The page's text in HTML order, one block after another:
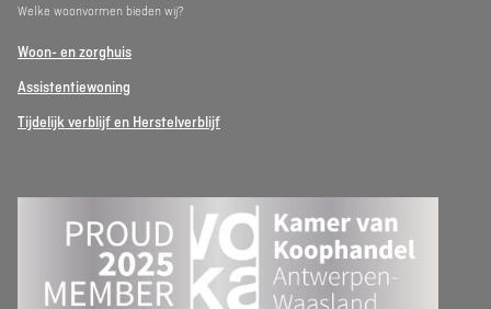
Welke woonvormen bieden wij?
Woon- en zorghuis
Assistentiewoning
Tijdelijk verblijf en Herstelverblijf